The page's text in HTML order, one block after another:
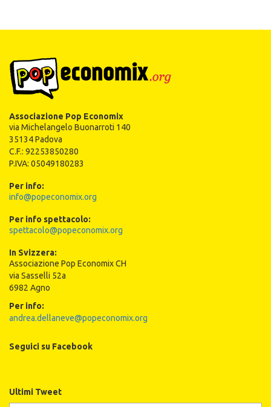
Associazione Pop Economix
via Michelangelo Buonarroti 140
35134 Padova
C.F.: 92253850280
P.IVA: 05049180283
Per info:
info@popeconomix.org
Per info spettacolo:
spettacolo@popeconomix.org
In Svizzera:
Associazione Pop Economix CH
via Sasselli 52a
6982 Agno
Per info:
andrea.dellaneve@popeconomix.org
Seguici su Facebook
Ultimi Tweet